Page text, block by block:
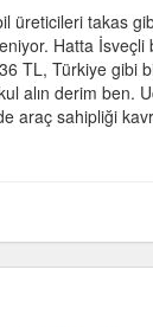
sürecine
nasıl
uyum
sağlanacak
için
takas
Hatta
TL, Türkiye gibi
alın derim ben.
araç sahipliği